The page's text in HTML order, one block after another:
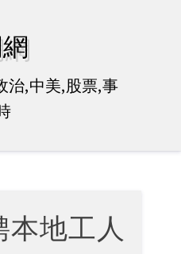
治,中美,股票,事
本地工人